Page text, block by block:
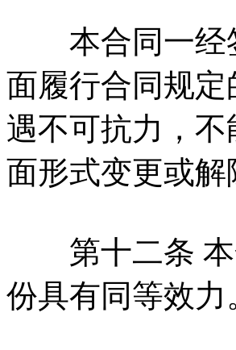
本合同一经签
面履行合同规
遇不可抗力，
面形式变更或解
第十二条 本
份具有同等效力